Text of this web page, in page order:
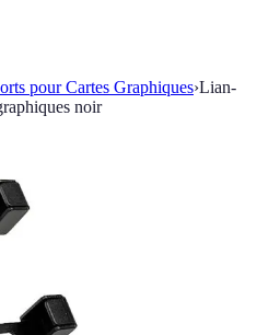
pour Cartes Graphiques›Lian-
noir